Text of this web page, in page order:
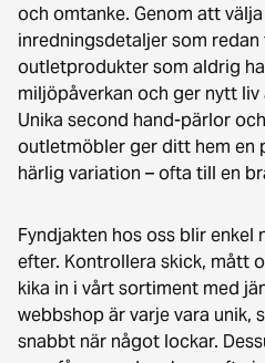
och omtanke. Genom att
inredningsdetaljer som redan
outletprodukter som aldrig
miljöpåverkan och ger nytt
Unika second hand-pärlor
outletmöbler ger ditt hem en
härlig variation – ofta till en
Fyndjakten hos oss blir enkel
efter. Kontrollera skick, mått
kika in i vårt sortiment med
webbshop är varje vara unik,
snabbt när något lockar.